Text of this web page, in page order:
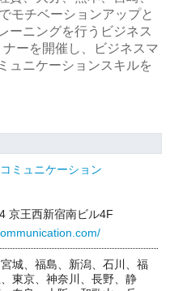
モチベーションアップと
ーニングを行うビジネス
ーを開催し、ビジネスマ
ュニケーションスキルを
ミュニケーション
京王西新宿南ビル4F
城、福島、新潟、石川、福
東京、神奈川、長野、静